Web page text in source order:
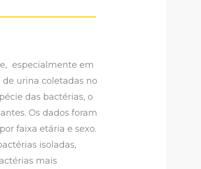
especialmente em
urina coletadas no
das bactérias, o
Os dados foram
faixa etária e sexo.
isoladas,
mais